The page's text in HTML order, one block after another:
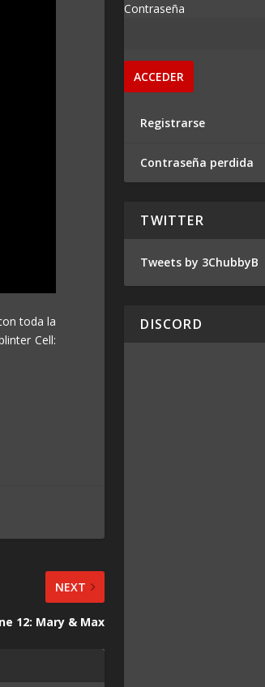
toda la
Cell:
NEXT
12: Mary & Max
Contraseña
Registrarse
Contraseña perdida
TWITTER
Tweets by 3ChubbyB
DISCORD